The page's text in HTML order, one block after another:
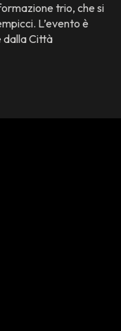
trio, che si
L’evento è
dalla Città